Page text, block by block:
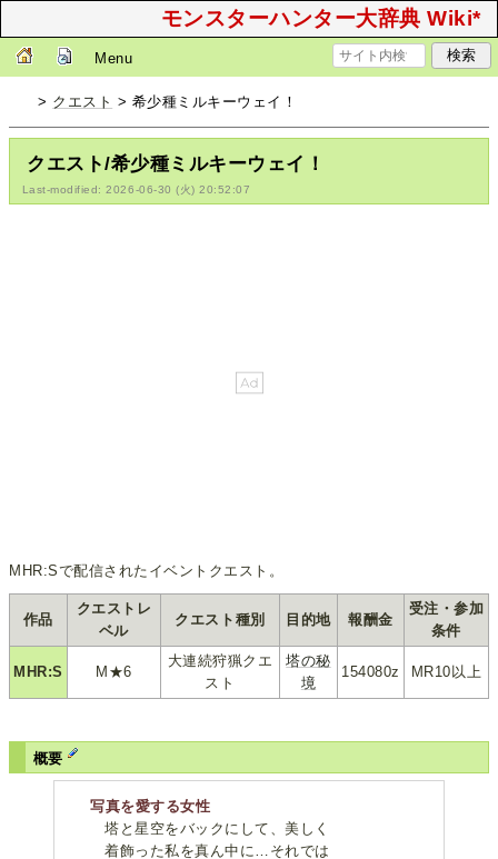
モンスターハンター大辞典 Wiki*
Menu
> クエスト > 希少種ミルキーウェイ！
クエスト/希少種ミルキーウェイ！
Last-modified: 2026-06-30 (火) 20:52:07
MHR:Sで配信されたイベントクエスト。
作品
クエストレ
ベル
クエスト種別 目的地 報酬金
受注・参加
条件
MHR:S M★6
大連続狩猟クエ
スト
塔の秘
境
154080z MR10以上
概要
写真を愛する女性
塔と星空をバックにして、美しく
着飾った私を真ん中に…それでは